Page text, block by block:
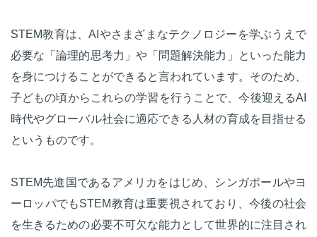
STEM教育は、AIやさまざまなテクノロジーを学ぶうえで
必要な「論理的思考力」や「問題解決能力」といった能力
を身につけることができると言われています。そのため、
子どもの頃からこれらの学習を行うことで、今後迎えるAI
時代やグローバル社会に適応できる人材の育成を目指せる
というものです。
STEM先進国であるアメリカをはじめ、シンガポールやヨ
ーロッパでもSTEM教育は重要視されており、今後の社会
を生きるための必要不可欠な能力として世界的に注目され